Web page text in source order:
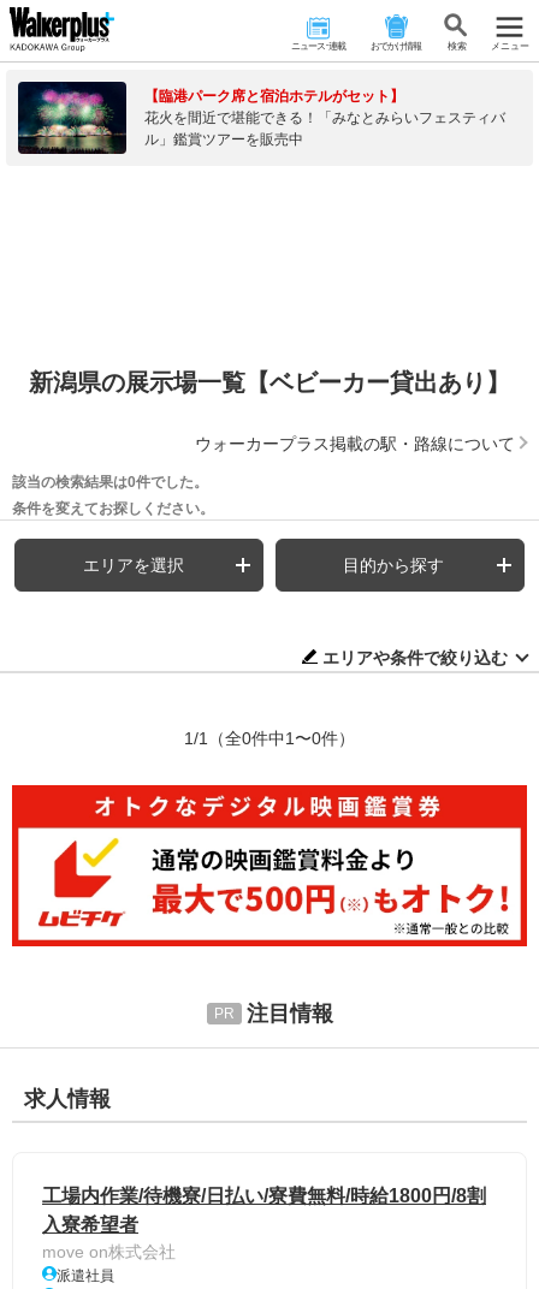
ニュース･連載 おでかけ情報 検 索 メニュー
【臨港パーク席と宿泊ホテルがセット】
花火を間近で堪能できる！「みなとみらいフェスティバ
ル」鑑賞ツアーを販売中
新潟県の展示場一覧【ベビーカー貸出あり】
ウォーカープラス掲載の駅・路線について
該当の検索結果は0件でした。
条件を変えてお探しください。
エリアを選択 目的から探す
エリアや条件で絞り込む
1/1 （全0件中1〜0件）
注目情報
求人情報
工場内作業/待機寮/日払い/寮費無料/時給1800円/8割
入寮希望者
move on株式会社
派遣社員